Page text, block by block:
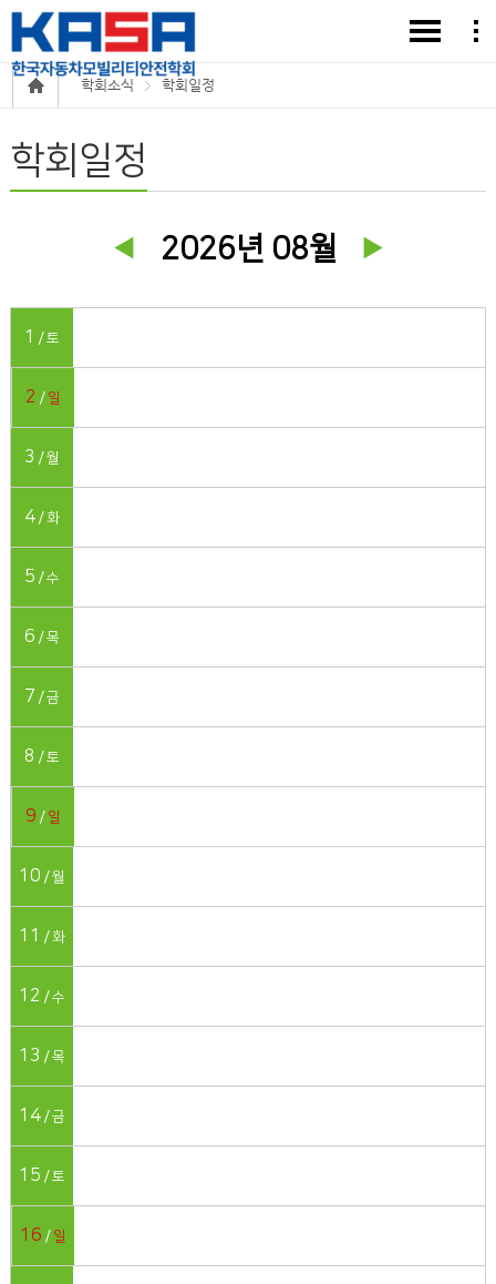
학회소식 학회일정
학회일정
2026년 08월
1 토
2 일
3 월
4 화
5 수
6 목
7 금
8 토
9 일
10 월
11 화
12 수
13 목
14 금
15 토
16 일